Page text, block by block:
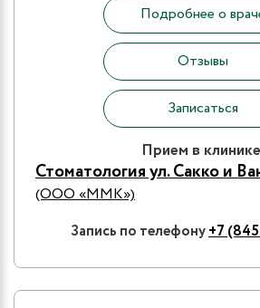
Подробнее о
Отзывы
Записаться
Прием в
Стоматология ул. Сакко и
(ООО «ММК»)
Запись по телефону+7